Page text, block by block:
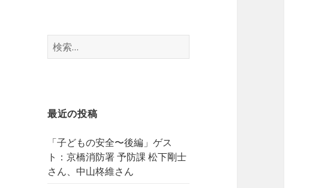
検
索:
最近の投稿
「子どもの安全〜後編」ゲス
ト：京橋消防署 予防課 松下剛士
さん、中山柊維さん